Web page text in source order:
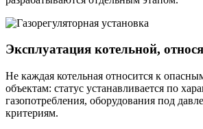
Эксплуатация котельной,
Не каждая котельная относится к
объектам: статус устанавливается по
газопотребления, оборудования под
критериям.